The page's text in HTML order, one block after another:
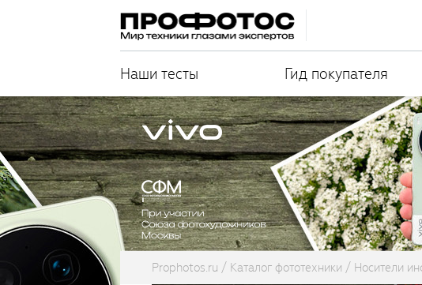
Наши тесты Гид покупателя
Prophotos.ru Каталог фототехники Носители